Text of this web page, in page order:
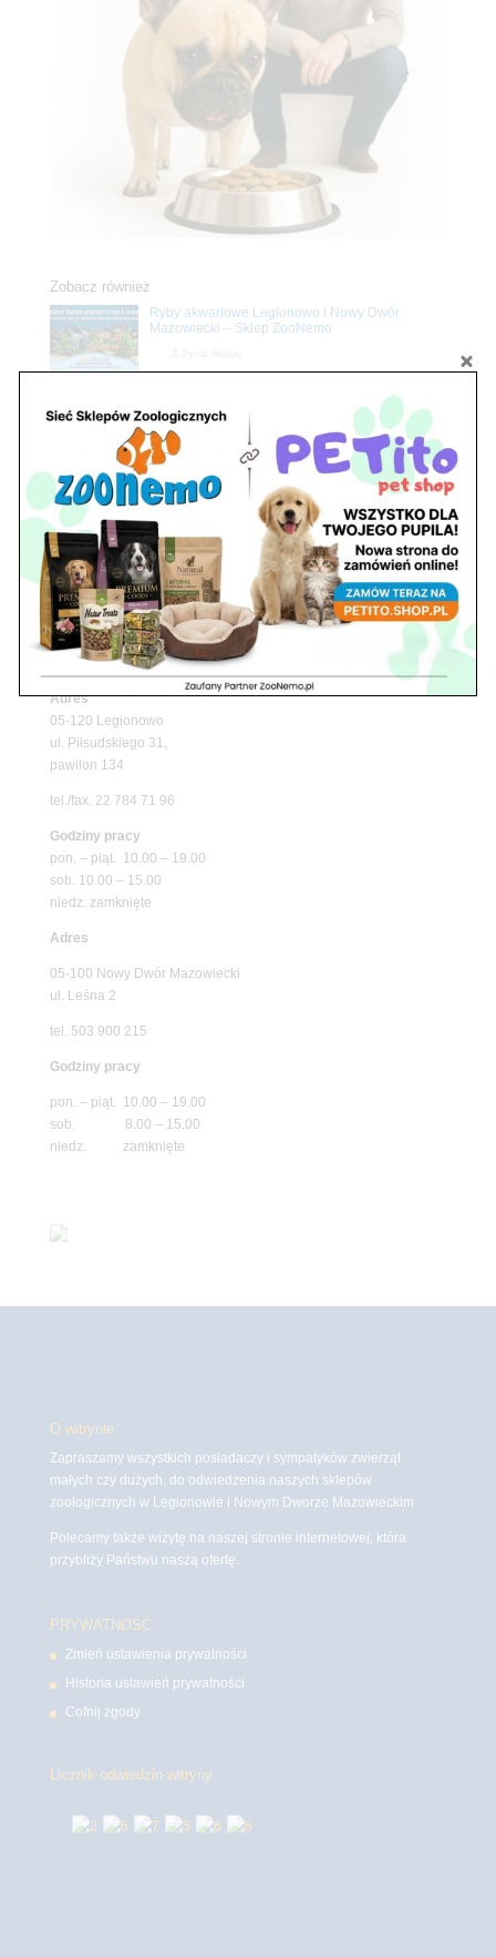
Zobacz również
Ryby akwariowe Legionowo i Nowy Dwór
Mazowiecki – Sklep ZooNemo
Z Życia Sklepu
rośliny akwariowe w ZooNemo – Legionowo i
Nowy Dwór Mazowiecki
Upały wracają! Zadbaj o komfort swojego pupila
z matami chłodzącymi ZooNemo
Z Życia Sklepu
Petito Pet Shop – Internetowy Sklep Zoologiczny
Online! Wszystko Dla Twojego Pupila | ZooNemo
Adres
05-120 Legionowo
ul. Piłsudskiego 31,
pawilon 134
tel./fax. 22 784 71 96
Godziny pracy
pon. – piąt. 10.00 – 19.00
sob. 10.00 – 15.00
niedz. zamknięte
Adres
05-100 Nowy Dwór Mazowiecki
ul. Leśna 2
tel. 503 900 215
Godziny pracy
pon. – piąt. 10.00 – 19.00
sob. 8.00 – 15.00
niedz. zamknięte
O witrynie
Zapraszamy wszystkich posiadaczy i sympatyków zwierząt
małych czy dużych, do odwiedzenia naszych sklepów
zoologicznych w Legionowie i Nowym Dworze Mazowieckim
Polecamy także wizytę na naszej stronie internetowej, która
przybliży Państwu naszą ofertę.
PRYWATNOŚĆ
Zmień ustawienia prywatności
Historia ustawień prywatności
Cofnij zgody
Licznik odwiedzin witryny